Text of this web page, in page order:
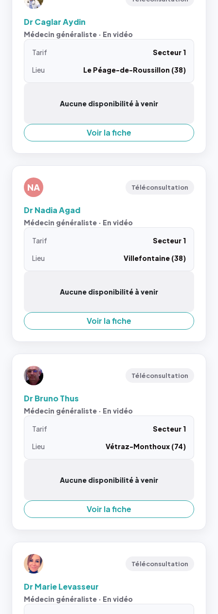
Dr Caglar Aydin
Médecin généraliste · En vidéo
Tarif
Secteur 1
Lieu
Le Péage-de-Roussillon (38)
Aucune disponibilité à venir
Voir la fiche
NA Téléconsultation
Dr Nadia Agad
Médecin généraliste · En vidéo
Tarif
Secteur 1
Lieu
Villefontaine (38)
Aucune disponibilité à venir
Voir la fiche
Téléconsultation
Dr Bruno Thus
Médecin généraliste · En vidéo
Tarif
Secteur 1
Lieu
Vétraz-Monthoux (74)
Aucune disponibilité à venir
Voir la fiche
Téléconsultation
Dr Marie Levasseur
Médecin généraliste · En vidéo